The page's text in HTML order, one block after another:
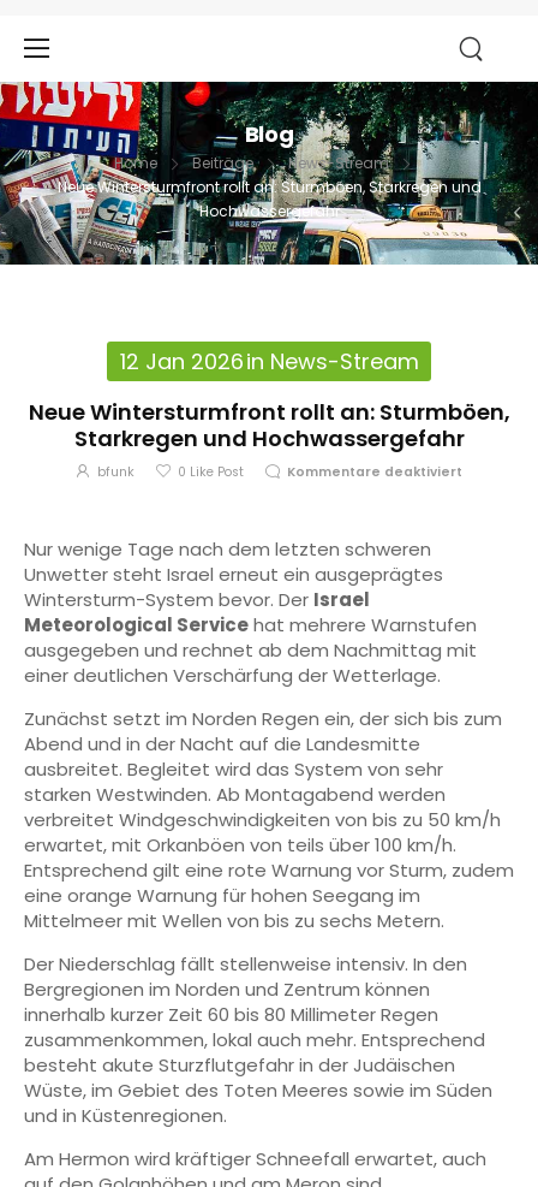
Blog
Home Beiträge
News-Stream
Neue Wintersturmfront rollt an: Sturmböen, Starkregen und
Hochwassergefahr
12 Jan 2026in News-Stream
Neue Wintersturmfront rollt an: Sturmböen,
Starkregen und Hochwassergefahr
bfunk 0 Like Post Kommentare deaktiviert
Nur wenige Tage nach dem letzten schweren
Unwetter steht Israel erneut ein ausgeprägtes
Wintersturm-System bevor. Der Israel
Meteorological Servicehat mehrere Warnstufen
ausgegeben und rechnet ab dem Nachmittag mit
einer deutlichen Verschärfung der Wetterlage.
Zunächst setzt im Norden Regen ein, der sich bis zum
Abend und in der Nacht auf die Landesmitte
ausbreitet. Begleitet wird das System von sehr
starken Westwinden. Ab Montagabend werden
verbreitet Windgeschwindigkeiten von bis zu 50 km/h
erwartet, mit Orkanböen von teils über 100 km/h.
Entsprechend gilt eine rote Warnung vor Sturm, zudem
eine orange Warnung für hohen Seegang im
Mittelmeer mit Wellen von bis zu sechs Metern.
Der Niederschlag fällt stellenweise intensiv. In den
Bergregionen im Norden und Zentrum können
innerhalb kurzer Zeit 60 bis 80 Millimeter Regen
zusammenkommen, lokal auch mehr. Entsprechend
besteht akute Sturzflutgefahr in der Judäischen
Wüste, im Gebiet des Toten Meeres sowie im Süden
und in Küstenregionen.
Am Hermon wird kräftiger Schneefall erwartet, auch